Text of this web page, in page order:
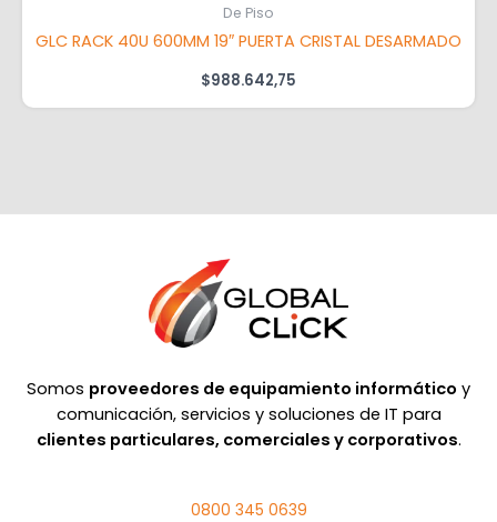
De Piso
GLC RACK 40U 600MM 19″ PUERTA CRISTAL DESARMADO
$988.642,75
Somos proveedores de equipamiento informático y
comunicación, servicios y soluciones de IT para
clientes particulares, comerciales y corporativos.
0800 345 0639